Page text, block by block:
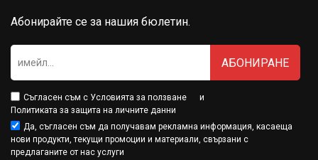
Абонирайте се за нашия бюлетин.
АБОНИРАНЕ
Съгласен съм с Условията за ползване
и
Политиката за защита на личните данни
Да, съгласен съм да получавам рекламна информация, касаеща
нови продукти, текущи промоции и материали, свързани с
предлаганите от нас услуги